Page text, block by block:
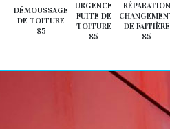
DÉMOUSSAGE
DE TOITURE
85
URGENCE
FUITE DE
TOITURE
85
RÉPARATION
DE FAITIÈRE
85